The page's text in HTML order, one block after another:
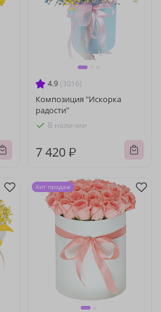
4.9 (3016)
Композиция "Искорка
радости"
В наличии
7 420 ₽
Хит продаж